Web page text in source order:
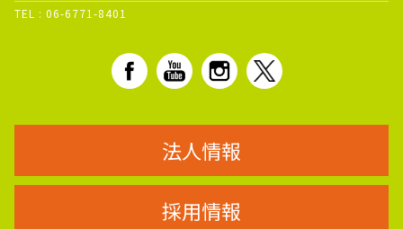
TEL : 06-6771-8401
法人情報
採用情報